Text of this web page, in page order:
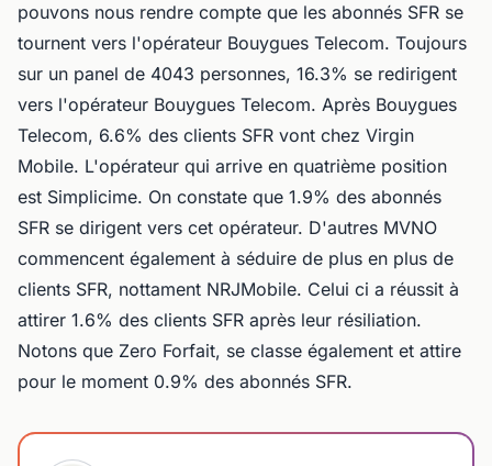
pouvons nous rendre compte que les abonnés SFR se
tournent vers l'opérateur Bouygues Telecom. Toujours
sur un panel de 4043 personnes, 16.3% se redirigent
vers l'opérateur Bouygues Telecom. Après Bouygues
Telecom, 6.6% des clients SFR vont chez Virgin
Mobile. L'opérateur qui arrive en quatrième position
est Simplicime. On constate que 1.9% des abonnés
SFR se dirigent vers cet opérateur. D'autres MVNO
commencent également à séduire de plus en plus de
clients SFR, nottament NRJMobile. Celui ci a réussit à
attirer 1.6% des clients SFR après leur résiliation.
Notons que Zero Forfait, se classe également et attire
pour le moment 0.9% des abonnés SFR.